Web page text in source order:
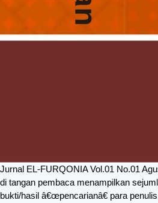
Jurnal EL-FURQONIA Vol.01 No.01
di tangan pembaca menampilkan
bukti/hasil â€œpencarianâ€ para